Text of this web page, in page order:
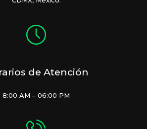
de Atención
8:00 AM – 06:00 PM